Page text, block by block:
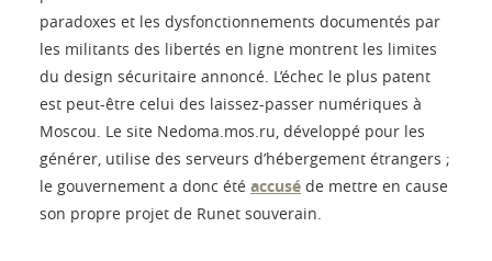
paradoxes et les dysfonctionnements documentés par
les militants des libertés en ligne montrent les limites
du design sécuritaire annoncé. L’échec le plus patent
est peut-être celui des laissez-passer numériques à
Moscou. Le site Nedoma.mos.ru, développé pour les
générer, utilise des serveurs d’hébergement étrangers ;
le gouvernement a donc été accusé de mettre en cause
son propre projet de Runet souverain.